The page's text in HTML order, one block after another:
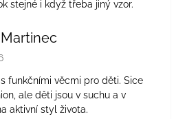
stejné i když třeba jiný vzor.
obchodu je 5 z 5 hviezdičiek.
funkčními věcmi pro děti. Sice
ale děti jsou v suchu a v
aktivní styl života.